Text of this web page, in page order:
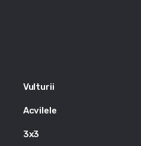
Vulturii
Acvilele
3x3